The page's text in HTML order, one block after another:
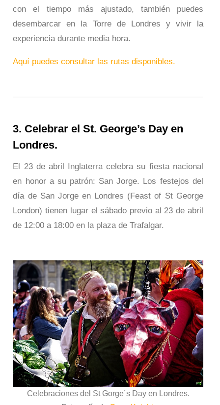
con el tiempo más ajustado, también puedes
desembarcar en la Torre de Londres y vivir la
experiencia durante media hora.
Aquí puedes consultar las rutas disponibles.
3. Celebrar el St. George’s Day en
Londres.
El 23 de abril Inglaterra celebra su fiesta nacional
en honor a su patrón: San Jorge. Los festejos del
día de San Jorge en Londres (Feast of St George
London) tienen lugar el sábado previo al 23 de abril
de 12:00 a 18:00 en la plaza de Trafalgar.
Celebraciones del St Gorge´s Day en Londres.